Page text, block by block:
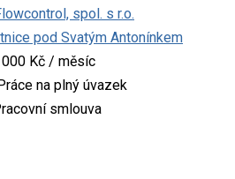
spol. s r.o.
pod Svatým Antonínkem
Kč / měsíc
na plný úvazek
smlouva